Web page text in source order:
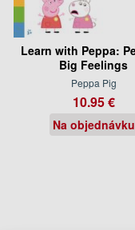
Learn with Peppa:
Big Feelings
Peppa Pig
10.95 €
Na objednávku